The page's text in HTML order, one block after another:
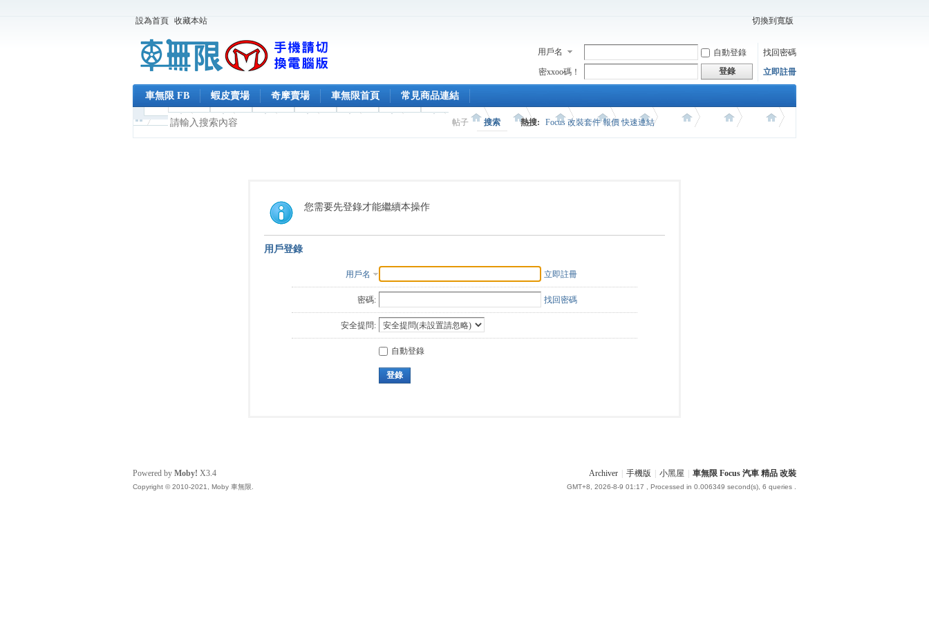
設為首頁 收藏本站 切換到寬版
用戶名 自動登錄
找回密碼
密xxoo碼！
登錄 立即註冊
車無限 FB 蝦皮賣場 奇摩賣場 車無限首頁 常見商品連結
帖子 搜索 熱搜: Focus 改裝套件 報價 快速連結
您需要先登錄才能繼續本操作
用戶登錄
用戶名 立即註冊
密碼: 找回密碼
安全提問:
自動登錄
登錄
Archiver 手機版 小黑屋 車無限 Focus 汽車 精品 改裝
GMT+8, 2026-8-9 01:17 , Processed in 0.006349 second(s), 6 queries .
Powered by Moby! X3.4
Copyright © 2010-2021, Moby 車無限.